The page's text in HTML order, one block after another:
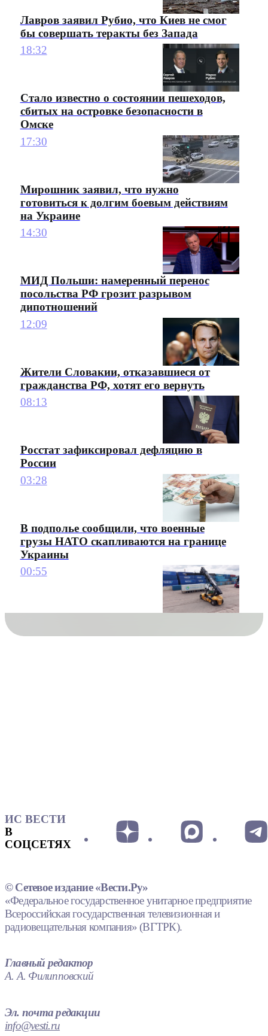
Лавров заявил Рубио, что Киев не смог
бы совершать теракты без Запада
18:32
Стало известно о состоянии пешеходов,
сбитых на островке безопасности в
Омске
17:30
Мирошник заявил, что нужно
готовиться к долгим боевым действиям
на Украине
14:30
МИД Польши: намеренный перенос
посольства РФ грозит разрывом
дипотношений
12:09
Жители Словакии, отказавшиеся от
гражданства РФ, хотят его вернуть
08:13
Росстат зафиксировал дефляцию в
России
03:28
В подполье сообщили, что военные
грузы НАТО скапливаются на границе
Украины
00:55
ИС ВЕСТИ
В
СОЦСЕТЯХ
© Сетевое издание «Вести.Ру»
«Федеральное государственное унитарное предприятие
Всероссийская государственная телевизионная и
радиовещательная компания» (ВГТРК).
Главный редактор
А. А. Филипповский
Эл. почта редакции
info@vesti.ru